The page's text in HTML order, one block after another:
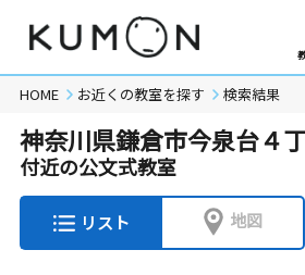
HOME お近くの教室を探す 検索結果
神奈川県鎌倉市今泉台４
付近の公文式教室
リスト 地図